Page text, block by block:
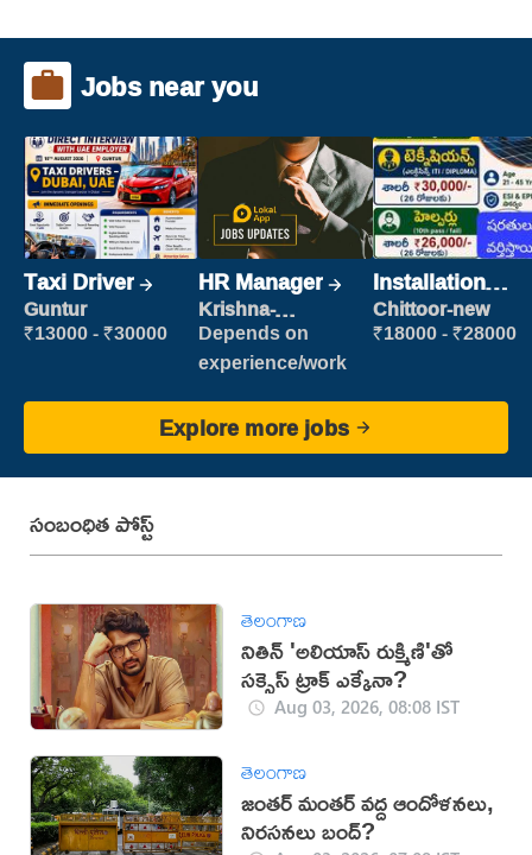
Jobs near you
Taxi Driver
Guntur
₹13000 - ₹30000
HR Manager
Krishna-
vijayawada
Depends on
experience/work
Installation
Engineer/
Helper
Chittoor-new
₹18000 - ₹28000
Explore more jobs
సంబంధిత పోస్ట్
తెలంగాణ
నితిన్ 'అలియాస్ రుక్మిణి'తో
సక్సెస్ ట్రాక్ ఎక్కేనా?
Aug 03, 2026, 08:08 IST
తెలంగాణ
జంతర్ మంతర్ వద్ద ఆందోళనలు,
నిరసనలు బంద్?